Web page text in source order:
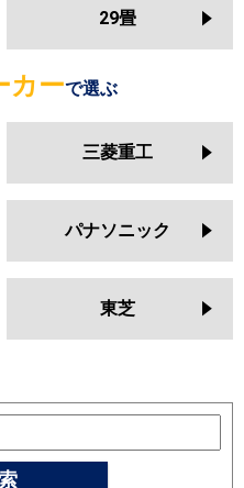
SRK2526TWF
SRK2526R SRK2526S
CS-255DGX CS-
CS-255DHX CS-254DLX
RAS-K251DRH
MSZ-BXV2525
MSZ-ZXV2525
MSZ-JXV2524
MSZ-GV2523
MSZ-AXV2523
MSZ-ZXV2523
RAS-AJ25R RAS-
RAS-V25R
29畳
カーで選ぶ
三菱重工
パナソニック
東芝